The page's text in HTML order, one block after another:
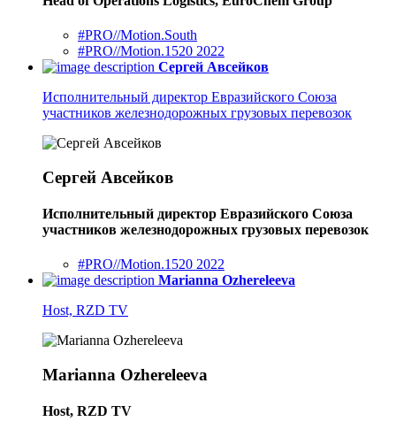
#PRO//Motion.South
#PRO//Motion.1520 2022
Сергей Авсейков
Исполнительный директор Евразийского Союза
участников железнодорожных грузовых перевозок
Сергей Авсейков
Исполнительный директор Евразийского Союза
участников железнодорожных грузовых перевозок
#PRO//Motion.1520 2022
Marianna Ozhereleeva
Host, RZD TV
Marianna Ozhereleeva
Host, RZD TV